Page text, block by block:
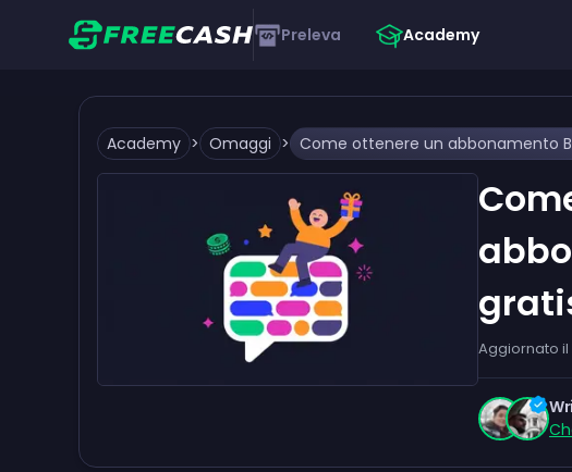
Preleva Academy
Academy > Omaggi >
Aggiornato il